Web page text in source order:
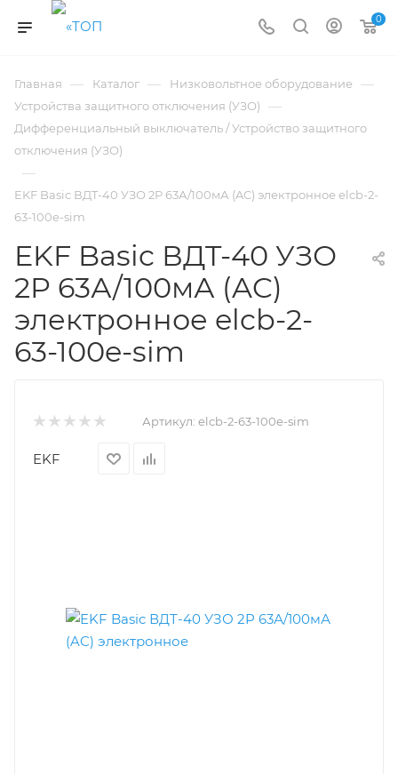
0
Главная — Каталог — Низковольтное оборудование —
Устройства защитного отключения (УЗО) —
Дифференциальный выключатель / Устройство защитного
отключения (УЗО)
—
EKF Basic ВДT-40 УЗО 2P 63А/100мА (AC) электронное elcb-2-
63-100e-sim
EKF Basic ВДT-40 УЗО
2P 63А/100мА (AC)
электронное elcb-2-
63-100e-sim
Артикул: elcb-2-63-100e-sim
EKF